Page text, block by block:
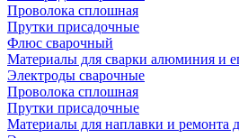
Проволока сплошная
Прутки присадочные
Флюс сварочный
Материалы для сварки алюминия и
Электроды сварочные
Проволока сплошная
Прутки присадочные
Материалы для наплавки и ремонта